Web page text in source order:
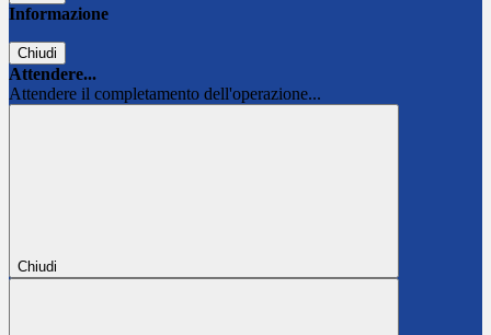
Informazione
Chiudi
Attendere...
Attendere il completamento dell'operazione...
Chiudi